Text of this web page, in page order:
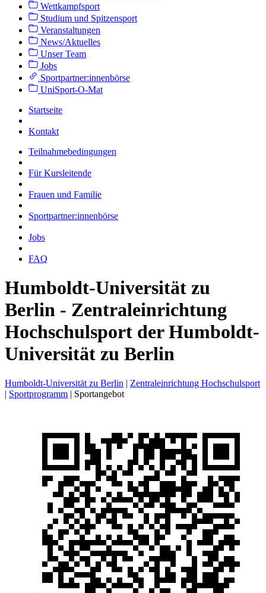
Wettkampfsport
Studium und Spitzensport
Veranstaltungen
News/Aktuelles
Unser Team
Jobs
Sportpartner:innenbörse
UniSport-O-Mat
Startseite
Kontakt
Teilnahmebedingungen
Für Kursleitende
Frauen und Familie
Sportpartner:innenbörse
Jobs
FAQ
Humboldt-Universität zu
Berlin - Zentraleinrichtung
Hochschulsport der Humboldt-
Universität zu Berlin
Humboldt-Universität zu Berlin | Zentraleinrichtung Hochschulsport
| Sportprogramm | Sportangebot